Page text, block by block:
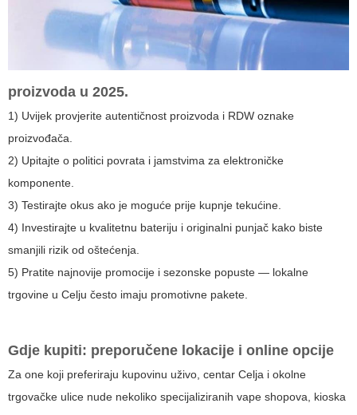
proizvoda u 2025.
1) Uvijek provjerite autentičnost proizvoda i RDW oznake
proizvođača.
2) Upitajte o politici povrata i jamstvima za elektroničke
komponente.
3) Testirajte okus ako je moguće prije kupnje tekućine.
4) Investirajte u kvalitetnu bateriju i originalni punjač kako biste
smanjili rizik od oštećenja.
5) Pratite najnovije promocije i sezonske popuste — lokalne
trgovine u Celju često imaju promotivne pakete.
Gdje kupiti: preporučene lokacije i online opcije
Za one koji preferiraju kupovinu uživo, centar Celja i okolne
trgovačke ulice nude nekoliko specijaliziranih vape shopova, kioska